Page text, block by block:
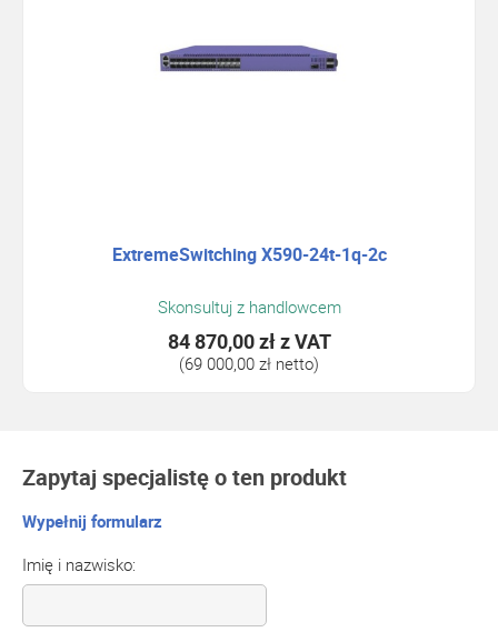
ExtremeSwitching X590-24t-1q-2c
Skonsultuj z handlowcem
84 870,00 złz VAT
(69 000,00 zł netto)
Zapytaj specjalistę o ten produkt
Wypełnij formularz
Imię i nazwisko: